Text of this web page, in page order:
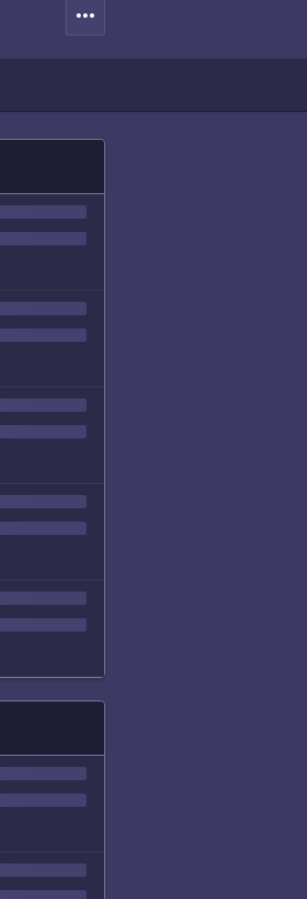
more_horiz